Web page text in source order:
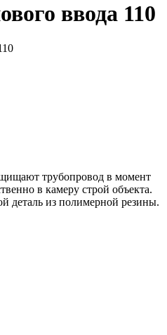
ввода 110
трубопровод в момент
в камеру строй объекта.
деталь из полимерной резины.